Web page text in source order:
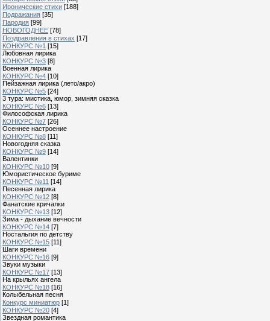
Иронические стихи [188]
Подражания [35]
Пародия [99]
НОВОГОДНЕЕ [78]
Поздравления в стихах [17]
КОНКУРС №1 [15]
Любовная лирика
КОНКУРС №3 [8]
Военная лирика
КОНКУРС №4 [10]
Пейзажная лирика (лето/акро)
КОНКУРС №5 [24]
3 тура: мистика, юмор, зимняя сказка
КОНКУРС №6 [13]
Философская лирика
КОНКУРС №7 [26]
Осеннее настроение
КОНКУРС №8 [11]
Новогодняя сказка
КОНКУРС №9 [14]
Валентинки
КОНКУРС №10 [9]
Юмористическое буриме
КОНКУРС №11 [14]
Песенная лирика
КОНКУРС №12 [8]
Фанатские кричалки
КОНКУРС №13 [12]
Зима - дыхание вечности
КОНКУРС №14 [7]
Ностальгия по детству
КОНКУРС №15 [11]
Шаги времени
КОНКУРС №16 [9]
Звуки музыки
КОНКУРС №17 [13]
На крыльях ангела
КОНКУРС №18 [16]
Колыбельная песня
Конкурс миниатюр [1]
КОНКУРС №20 [4]
Звездная романтика